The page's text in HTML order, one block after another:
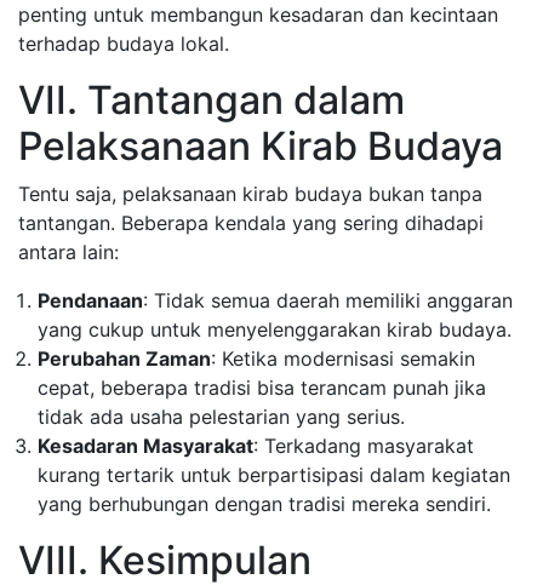
penting untuk membangun kesadaran dan kecintaan
terhadap budaya lokal.
VII. Tantangan dalam
Pelaksanaan Kirab Budaya
Tentu saja, pelaksanaan kirab budaya bukan tanpa
tantangan. Beberapa kendala yang sering dihadapi
antara lain:
Pendanaan: Tidak semua daerah memiliki anggaran
yang cukup untuk menyelenggarakan kirab budaya.
Perubahan Zaman: Ketika modernisasi semakin
cepat, beberapa tradisi bisa terancam punah jika
tidak ada usaha pelestarian yang serius.
Kesadaran Masyarakat: Terkadang masyarakat
kurang tertarik untuk berpartisipasi dalam kegiatan
yang berhubungan dengan tradisi mereka sendiri.
VIII. Kesimpulan